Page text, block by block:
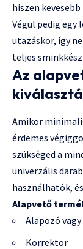
hiszen
Végül pedig
utazáskor, így
teljes
Az
Amikor
érdemes
szükséged a
univerzális
használhatók,
Alapvető
Alapozó
Korrektor